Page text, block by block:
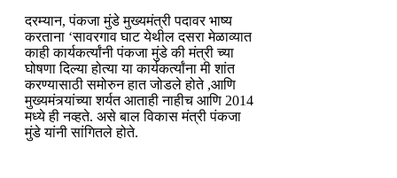
दरम्यान, पंकजा मुंडे मुख्यमंत्री पदावर भाष्य
करताना ‘सावरगाव घाट येथील दसरा मेळाव्यात
काही कार्यकर्त्यांनी पंकजा मुंडे की मंत्री च्या
घोषणा दिल्या होत्या या कार्यकर्त्यांना मी शांत
करण्यासाठी समोरुन हात जोडले होते ,आणि
मुख्यमंत्र्यांच्या शर्यत आताही नाहीच आणि 2014
मध्ये ही नव्हते. असे बाल विकास मंत्री पंकजा
मुंडे यांनी सांगितले होते.